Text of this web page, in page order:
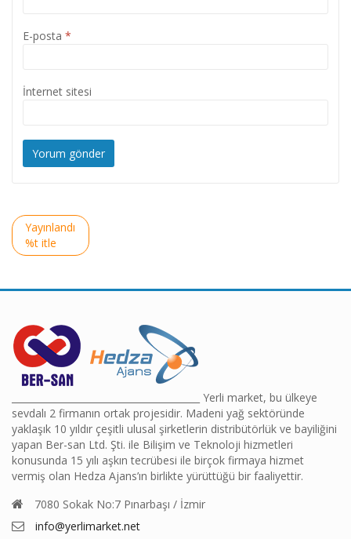
E-posta *
İnternet sitesi
Yazı
gezinmesi
Yayınlandı
%t itle
________________________________________ Yerli market, bu ülkeye
sevdalı 2 firmanın ortak projesidir. Madeni yağ sektöründe
yaklaşık 10 yıldır çeşitli ulusal şirketlerin distribütörlük ve bayiliğini
yapan Ber-san Ltd. Şti. ile Bilişim ve Teknoloji hizmetleri
konusunda 15 yılı aşkın tecrübesi ile birçok firmaya hizmet
vermiş olan Hedza Ajans’ın birlikte yürüttüğü bir faaliyettir.
7080 Sokak No:7 Pınarbaşı / İzmir
info@yerlimarket.net